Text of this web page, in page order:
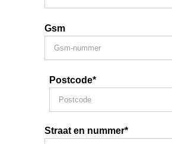
Gsm
Postcode*
Straat en nummer*